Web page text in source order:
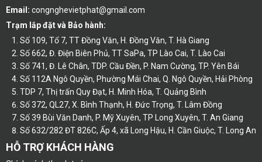
Email: congnghevietphat@gmail.com
Trạm lắp đặt và Bảo hành:
Số 109, Tổ 7, TT Đồng Văn, H. Đồng Văn, T. Hà Giang
Số 662, Đ. Điện Biên Phủ, TT SaPa, TP Lào Cai, T. Lào Cai
Số 741, Đ. Lê Chân, TDP. Cầu Đền, P. Nam Cường, TP. Yên Bái
Số 112A Ngô Quyền, Phường Mái Chai, Q. Ngô Quyền, Hải Phòng
TDP 7, Thị trấn Quy Đạt, H. Minh Hóa, T. Quảng Bình
Số 372, QL27, X. Bình Thạnh, H. Đức Trọng, T. Lâm Đồng
Số 39 Bùi Văn Danh, P. Mỹ Xuyên, TP Long Xuyên, T. An Giang
Số 632/282 ĐT 826C, Ấp 4, xã Long Hậu, H. Cần Giuộc, T. Long An
HỖ TRỢ KHÁCH HÀNG